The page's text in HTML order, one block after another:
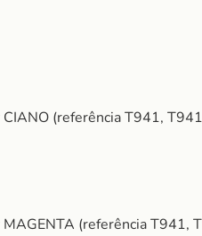
(referência T941,
(referência